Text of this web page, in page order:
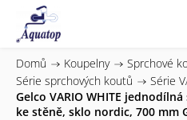
Domů / Koupelny / Sprchové
Série sprchových koutů / Série
Gelco VARIO WHITE
ke stěně, sklo nordic, 700 mm